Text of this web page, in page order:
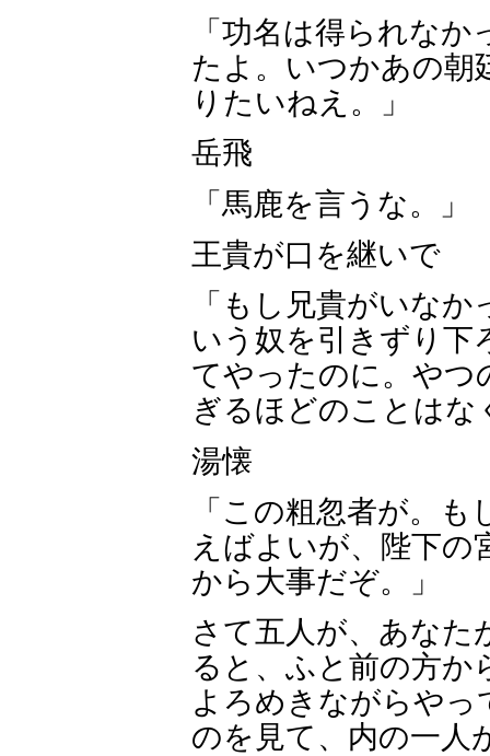
「功名は得られな
たよ。いつかあの朝
りたいねえ。」
岳飛
「馬鹿を言うな。」
王貴が口を継いで
「もし兄貴がいな
いう奴を引きずり下
てやったのに。やつ
ぎるほどのことはな
湯懐
「この粗忽者が。
えばよいが、陛下の
から大事だぞ。」
さて五人が、あなた
ると、ふと前の方か
よろめきながらやっ
のを見て、内の一人